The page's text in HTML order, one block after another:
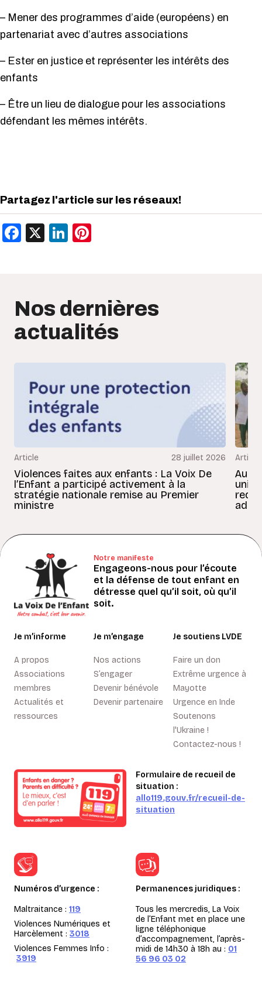
– Mener des programmes d’aide (européens) en
partenariat avec d’autres associations
– Ester en justice et représenter les intérêts des
enfants
– Être un lieu de dialogue pour les associations
défendant les mêmes intérêts.
Partagez l'article sur les réseaux!
Facebook
X LinkedIn
Nos dernières
actualités
Article 28 juillet 2026
Violences faites aux enfants : La Voix De
l’Enfant a participé activement à la
stratégie nationale remise au Premier
ministre
Article
Au
Notre manifeste
Engageons-nous pour l’écoute
et la défense de tout enfant en
détresse quel qu’il soit, où qu’il
soit.
Je m’informe
A propos
Associations
membres
Actualités et
ressources
Je m’engage
Nos actions
S’engager
Devenir bénévole
Devenir partenaire
Je soutiens LVDE
Faire un don
Extrême urgence à
Mayotte
Urgence en Inde
Soutenons
l'Ukraine !
Contactez-nous !
Formulaire de recueil de
situation :
allo119.gouv.fr/recueil-de-
situation
Numéros d’urgence :
Maltraitance : 119
Violences Numériques et
Harcèlement : 3018
Violences Femmes Info :
3919
Permanences juridiques :
Tous les mercredis, La Voix
de l’Enfant met en place une
ligne téléphonique
d’accompagnement, l’après-
midi de 14h30 à 18h au : 01
56 96 03 02